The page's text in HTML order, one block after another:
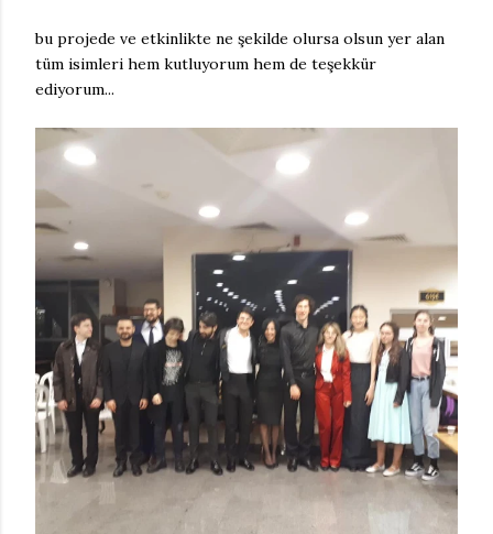
bu projede ve etkinlikte ne şekilde olursa olsun yer alan
tüm isimleri hem kutluyorum hem de teşekkür
ediyorum...